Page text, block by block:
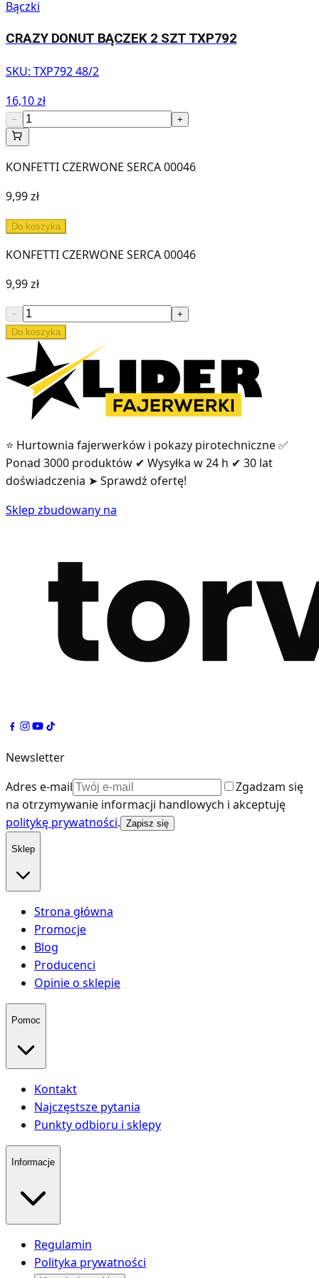
Bączki
CRAZY DONUT BĄCZEK 2 SZT TXP792
SKU: TXP792 48/2
16,10 zł
− +
KONFETTI CZERWONE SERCA 00046
9,99 zł
Do koszyka
KONFETTI CZERWONE SERCA 00046
9,99 zł
−
+
Do koszyka
⭐ Hurtownia fajerwerków i pokazy pirotechniczne ✅
Ponad 3000 produktów ✔ Wysyłka w 24 h ✔ 30 lat
doświadczenia ➤ Sprawdź ofertę!
Sklep zbudowany na
Newsletter
Adres e-mail
Zgadzam się
na otrzymywanie informacji handlowych i akceptuję
politykę prywatności. Zapisz się
Sklep
Strona główna
Promocje
Blog
Producenci
Opinie o sklepie
Pomoc
Kontakt
Najczęstsze pytania
Punkty odbioru i sklepy
Informacje
Regulamin
Polityka prywatności